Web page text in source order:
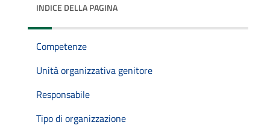
INDICE DELLA PAGINA
Competenze
Unità organizzativa genitore
Responsabile
Tipo di organizzazione